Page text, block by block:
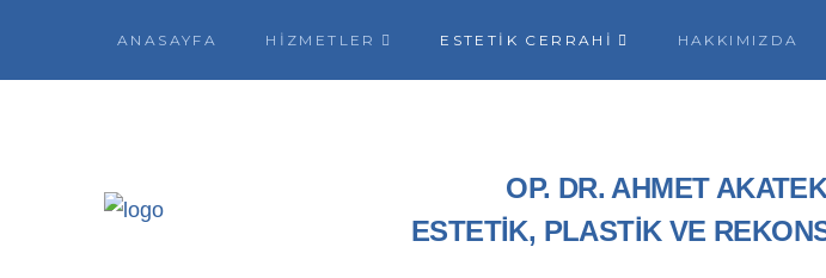
ANASAYFA HIZMETLER ESTETIK CERRAHI HAKKIMIZDA
OP. DR. AHMET
ESTETİK, PLASTİK VE